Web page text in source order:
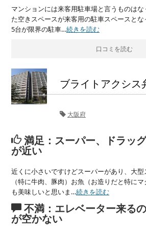
マンションには来客用駐車場と言うものは
た空きスペースが来客用の駐車スペースと
5台が限界の駐車…続きを読む
口コミを読む
ブライトアクシス
大阪府
満足：スーパー、ドラッ
が近い
近くに小さいですけどスーパーがあり、大
（特に牛肉、豚肉）お魚（お造りだと特に
も美味しいと思いま…続きを読む
不満：エレベーター来る
が空かない